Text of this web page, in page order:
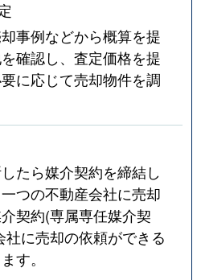
事例などから概算を提
確認し、査定価格を提
に応じて売却物件を調
たら媒介契約を締結し
つの不動産会社に売却
契約(専属専任媒介契
に売却の依頼ができる
す。